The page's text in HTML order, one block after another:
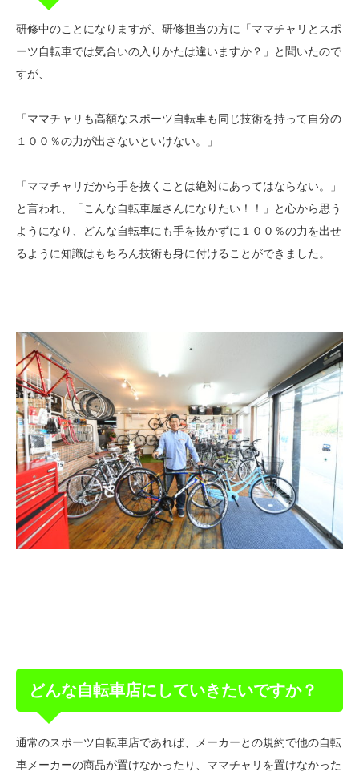
研修中のことになりますが、研修担当の方に「ママチャリとスポ
ーツ自転車では気合いの入りかたは違いますか？」と聞いたので
すが、
「ママチャリも高額なスポーツ自転車も同じ技術を持って自分の
１００％の力が出さないといけない。」
「ママチャリだから手を抜くことは絶対にあってはならない。」
と言われ、「こんな自転車屋さんになりたい！！」と心から思う
ようになり、どんな自転車にも手を抜かずに１００％の力を出せ
るように知識はもちろん技術も身に付けることができました。
どんな自転車店にしていきたいですか？
通常のスポーツ自転車店であれば、メーカーとの規約で他の自転
車メーカーの商品が置けなかったり、ママチャリを置けなかった